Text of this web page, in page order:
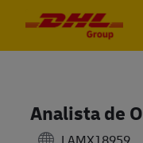
Analista de